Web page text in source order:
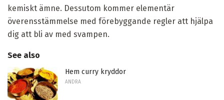
kemiskt ämne. Dessutom kommer elementär
överensstämmelse med förebyggande regler att hjälpa
dig att bli av med svampen.
See also
Hem curry kryddor
ANDRA